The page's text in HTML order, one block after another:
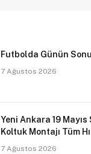
Futbolda Günün
7 Ağustos 2026
Yeni Ankara 19
Koltuk Montajı Tüm
7 Ağustos 2026